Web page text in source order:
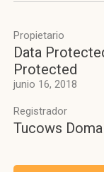
Propietario
Data
Protected
junio 16, 2018
Registrador
Tucows